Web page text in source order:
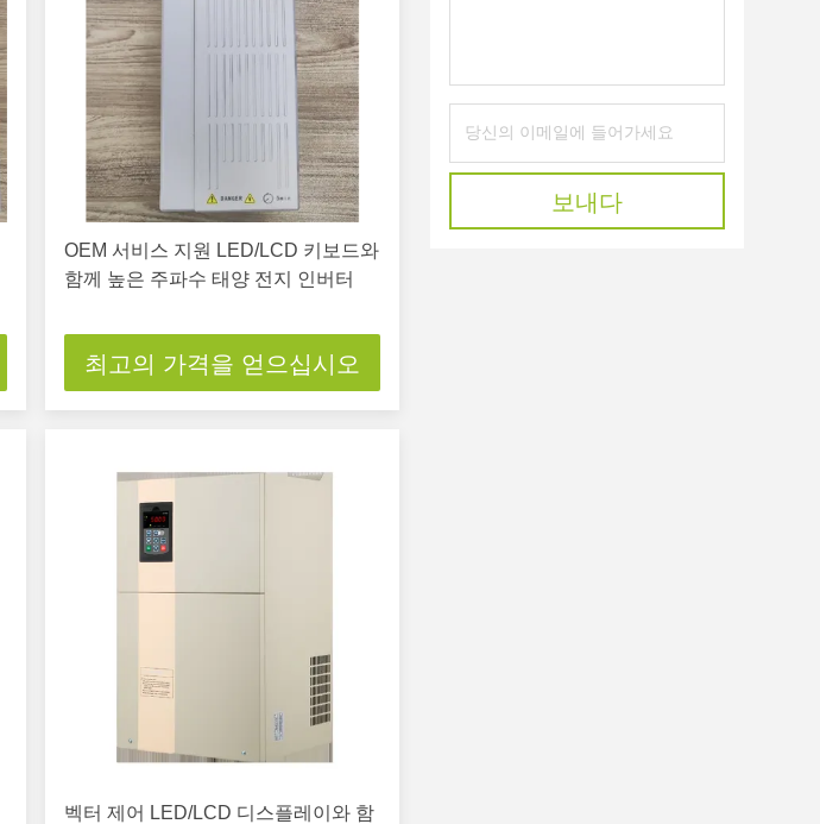
OEM 서비스 지원 LED/LCD 키보드와
함께 높은 주파수 태양 전지 인버터
최고의 가격을 얻으십시오
벡터 제어 LED/LCD 디스플레이와 함
보내다